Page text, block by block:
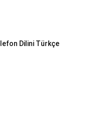
Dilini Türkçe